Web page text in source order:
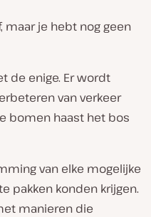
maar je hebt nog geen
de enige. Er wordt
van verkeer
bomen haast het bos
van elke mogelijke
pakken konden krijgen.
manieren die